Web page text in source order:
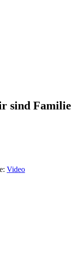
sind Familie
Video